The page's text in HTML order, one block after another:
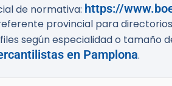
de normativa: https://
provincial para
según especialidad o tamaño
en Pamplona.